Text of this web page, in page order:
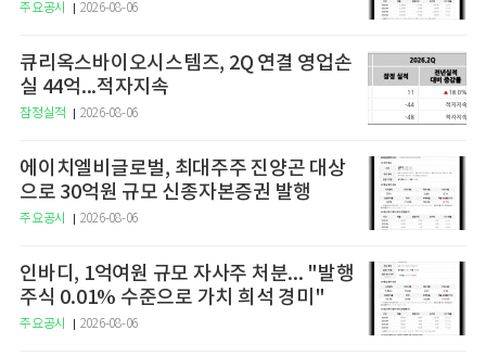
주요공시 2026-08-06
큐리옥스바이오시스템즈, 2Q 연결 영업손
실 44억...적자지속
잠정실적 2026-08-06
에이치엘비글로벌, 최대주주 진양곤 대상
으로 30억원 규모 신종자본증권 발행
주요공시 2026-08-06
인바디, 1억여원 규모 자사주 처분... "발행
주식 0.01% 수준으로 가치 희석 경미"
주요공시 2026-08-06